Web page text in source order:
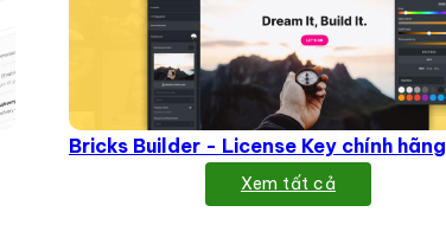
Bricks Builder - License Key chính hãng
Xem tất cả